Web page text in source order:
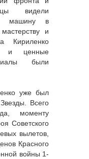
видели
машину в
и
Кириленко
и ценные
были
уже был
Всего
моменту
Советского
вылетов,
Красного
войны 1-